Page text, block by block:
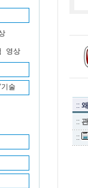
영상
술
::
::
::